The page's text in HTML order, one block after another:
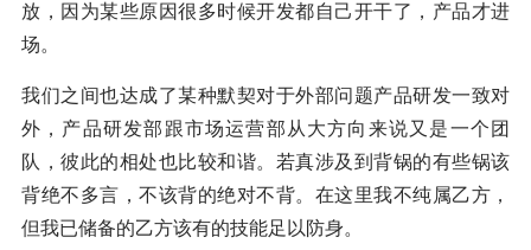
放，因为某些原因很多时候开发都自己开干了，产品才进
场。
我们之间也达成了某种默契对于外部问题产品研发一致对
外，产品研发部跟市场运营部从大方向来说又是一个团
队，彼此的相处也比较和谐。若真涉及到背锅的有些锅该
背绝不多言，不该背的绝对不背。在这里我不纯属乙方，
但我已储备的乙方该有的技能足以防身。